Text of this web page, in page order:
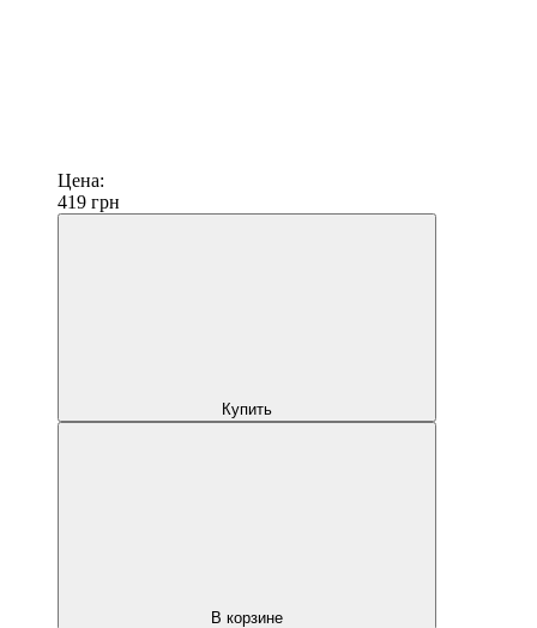
Цена:
419 грн
Купить
В корзине